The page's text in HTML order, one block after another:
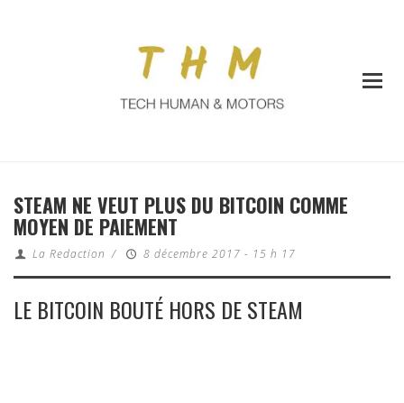
STEAM NE VEUT PLUS DU BITCOIN COMME
MOYEN DE PAIEMENT
La Redaction / 8 décembre 2017 - 15 h 17
LE BITCOIN BOUTÉ HORS DE STEAM